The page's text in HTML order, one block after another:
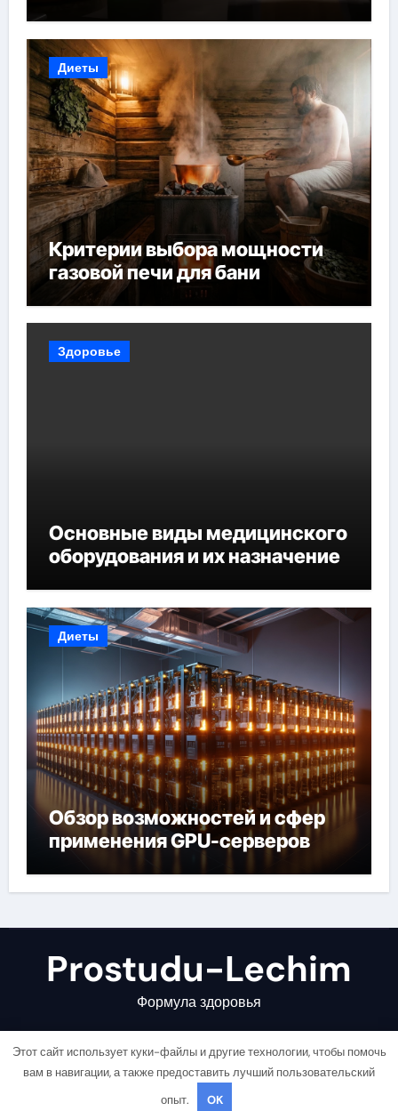
Диеты
Критерии выбора мощности
газовой печи для бани
Здоровье
Основные виды медицинского
оборудования и их назначение
Диеты
Обзор возможностей и сфер
применения GPU-серверов
Prostudu-Lechim
Формула здоровья
Copyright © All rights reserved |
Этот сайт использует куки-файлы и другие технологии, чтобы помочь
вам в навигации, а также предоставить лучший пользовательский
опыт.
OK